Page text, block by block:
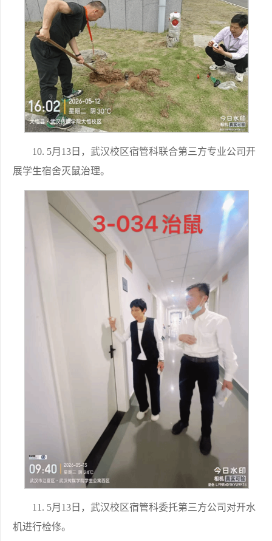
10. 5月13日，武汉校区宿管科联合第三方专业公司开
展学生宿舍灭鼠治理。
11. 5月13日，武汉校区宿管科委托第三方公司对开水
机进行检修。